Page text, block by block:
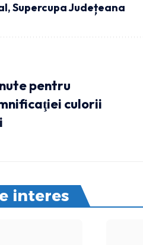
,Supercupa Județeana
pentru
culorii
interes